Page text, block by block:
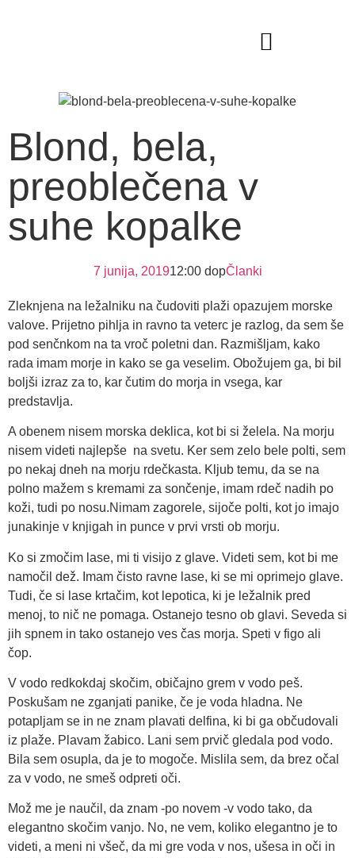
Blond, bela,
preoblečena v
suhe kopalke
7 junija, 201912:00 dopČlanki
Zleknjena na ležalniku na čudoviti plaži opazujem morske
valove. Prijetno pihlja in ravno ta veterc je razlog, da sem še
pod senčnkom na ta vroč poletni dan. Razmišljam, kako
rada imam morje in kako se ga veselim. Obožujem ga, bi bil
boljši izraz za to, kar čutim do morja in vsega, kar
predstavlja.
A obenem nisem morska deklica, kot bi si želela. Na morju
nisem videti najlepše na svetu. Ker sem zelo bele polti, sem
po nekaj dneh na morju rdečkasta. Kljub temu, da se na
polno mažem s kremami za sončenje, imam rdeč nadih po
koži, tudi po nosu.Nimam zagorele, sijoče polti, kot jo imajo
junakinje v knjigah in punce v prvi vrsti ob morju.
Ko si zmočim lase, mi ti visijo z glave. Videti sem, kot bi me
namočil dež. Imam čisto ravne lase, ki se mi oprimejo glave.
Tudi, če si lase krtačim, kot lepotica, ki je ležalnik pred
menoj, to nič ne pomaga. Ostanejo tesno ob glavi. Seveda si
jih spnem in tako ostanejo ves čas morja. Speti v figo ali
čop.
V vodo redkokdaj skočim, običajno grem v vodo peš.
Poskušam ne zganjati panike, če je voda hladna. Ne
potapljam se in ne znam plavati delfina, ki bi ga občudovali
iz plaže. Plavam žabico. Lani sem prvič gledala pod vodo.
Bila sem osupla, da je to mogoče. Mislila sem, da brez očal
za v vodo, ne smeš odpreti oči.
Mož me je naučil, da znam -po novem -v vodo tako, da
elegantno skočim vanjo. No, ne vem, koliko elegantno je to
videti, a meni ni všeč, da mi gre voda v nos, ušesa in oči in